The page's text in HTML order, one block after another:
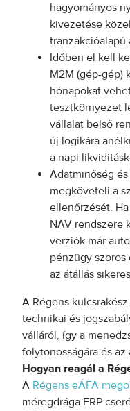
hagyományos
kivezetése
tranzakcióalapú
Időben el kell
M2M (gép-gép)
hónapokat
tesztkörnyezet
vállalat belső
új logikára
a napi
Adatminőség
megköveteli a
ellenőrzését.
NAV rendszere
verziók már
pénzügy
az átállás
A Régens
technikai és
válláról, így a
folytonosságára és
Hogyan reagál a
A Régens eÁFA
méregdrága ERP